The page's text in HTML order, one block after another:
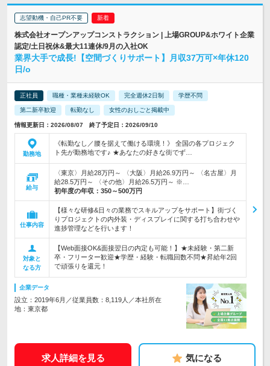
志望動機・自己PR不要
株式会社オープンアップコンストラクション | 上場GROUP&ホワイト企業
認定/土日祝休&最大11連休/9月の入社OK
業界大手で成長!【空間づくりサポート】月収37万可×年休120
日/o
正社員 職種・業種未経験OK 完全週休2日制 学歴不問
第二新卒歓迎 転勤なし 女性のおしごと掲載中
情報更新日：2026/08/07 終了予定日：2026/09/10
勤務地
《転勤なし／腰を据えて働ける環境！》 全国の各プロジェク
ト先が勤務地です♪ ★あなたの好きな街でず…
給与
〈東京〉月給28万円～ 〈大阪〉月給26.9万円～ 〈名古屋〉月
給28.5万円～ 〈その他〉月給26.5万円～ ※…
初年度の年収： 350～500万円
仕事内容
【様々な研修&日々の業務でスキルアップをサポート】街づく
りプロジェクトの内外装・ディスプレイに関する打ち合わせや
進捗管理などを行います！
対象と
なる方
【Web面接OK&面接翌日の内定も可能！】★未経験・第二新
卒・フリーター歓迎★学歴・経験・転職回数不問★昇給年2回
で頑張りを還元！
企業データ
設立：2019年6月／従業員数：8,119人／本社所在
地：東京都
求人詳細を見る 気になる